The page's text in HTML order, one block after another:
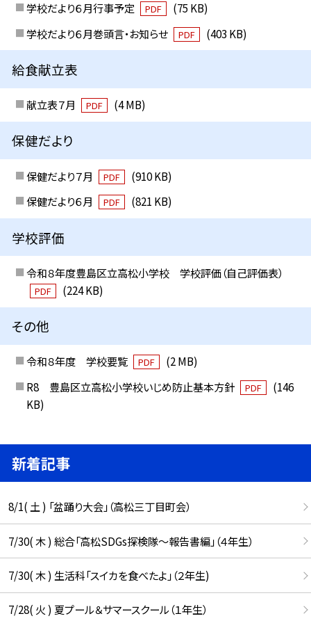
学校だより６月行事予定 PDF
(75 KB)
学校だより６月巻頭言・お知らせ
PDF (403 KB)
給食献立表
献立表７月 PDF (4 MB)
保健だより
保健だより７月 PDF
(910 KB)
保健だより６月
PDF (821 KB)
学校評価
令和８年度豊島区立高松小学校 学校評価（自己評価表）
PDF (224 KB)
その他
令和８年度 学校要覧 PDF
(2 MB)
R8 豊島区立高松小学校いじめ防止基本方針
PDF
(146
KB)
新着記事
8/1( 土 ) 「盆踊り大会」（高松三丁目町会）
7/30( 木 ) 総合「高松SDGs探検隊〜報告書編」（４年生）
7/30( 木 ) 生活科「スイカを食べたよ」（２年生)
7/28( 火 ) 夏プール＆サマースクール（１年生）